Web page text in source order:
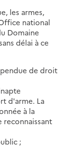
les armes,
national
Domaine
délai à ce
de droit
d'arme. La
à la
;